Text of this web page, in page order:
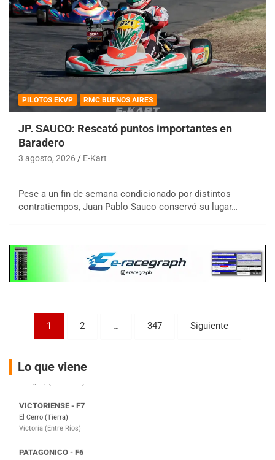
PILOTOS EKVP RMC BUENOS AIRES
JP. SAUCO: Rescató puntos importantes en
Baradero
3 agosto, 2026 E-Kart
Pese a un fin de semana condicionado por distintos
contratiempos, Juan Pablo Sauco conservó su lugar…
Paginación
entradas
1 2 … 347 Siguiente
Lo que viene
IAME SERIES ARGENTINA 6
KDO - F6
Ciudad de Trenque Lauquen (Asfalto)
Trenque Lauquen (Buenos Aires)
Parque de la Velocidad (Asfalto)
Villaguay (Entre Ríos)
El Cerro (Tierra)
Victoria (Entre Ríos)
Moto Club Reginense (Tierra)
Gral. E. Godoy (Río Negro)
Juventud Unida (Tierra)